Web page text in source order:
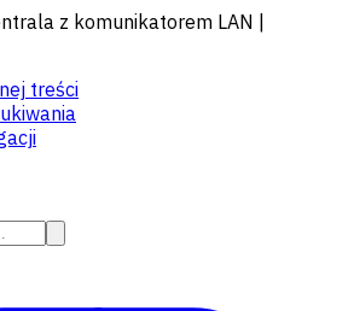
z komunikatorem LAN |
treści